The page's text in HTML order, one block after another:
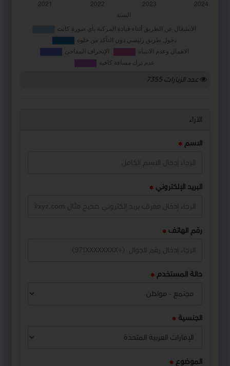
عدد الزيارات7355
الآراء
الاسم
البريد الإلكتروني
رقم الهاتف
حالة المستخدم
الجنسية
الموضوع